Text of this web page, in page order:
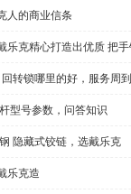
人的商业信条
乐克精心打造出优质 把
转锁哪里的好，服务周到
型号参数，问答知识
隐藏式铰链，选戴乐克
乐克造